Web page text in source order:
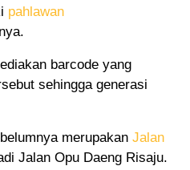
pahlawan
barcode yang
sehingga generasi
merupakan Jalan
Jalan Opu Daeng Risaju.